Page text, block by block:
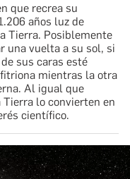
que recrea su
años luz de
Tierra. Posiblemente
una vuelta a su sol, si
sus caras esté
mientras la otra
Al igual que
lo convierten en
científico.